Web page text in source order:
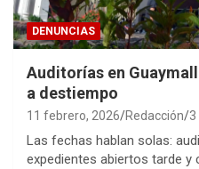
DENUNCIAS
Auditorías en
a destiempo
11 febrero, 2026 Redacción
Las fechas hablan solas:
expedientes abiertos tarde y